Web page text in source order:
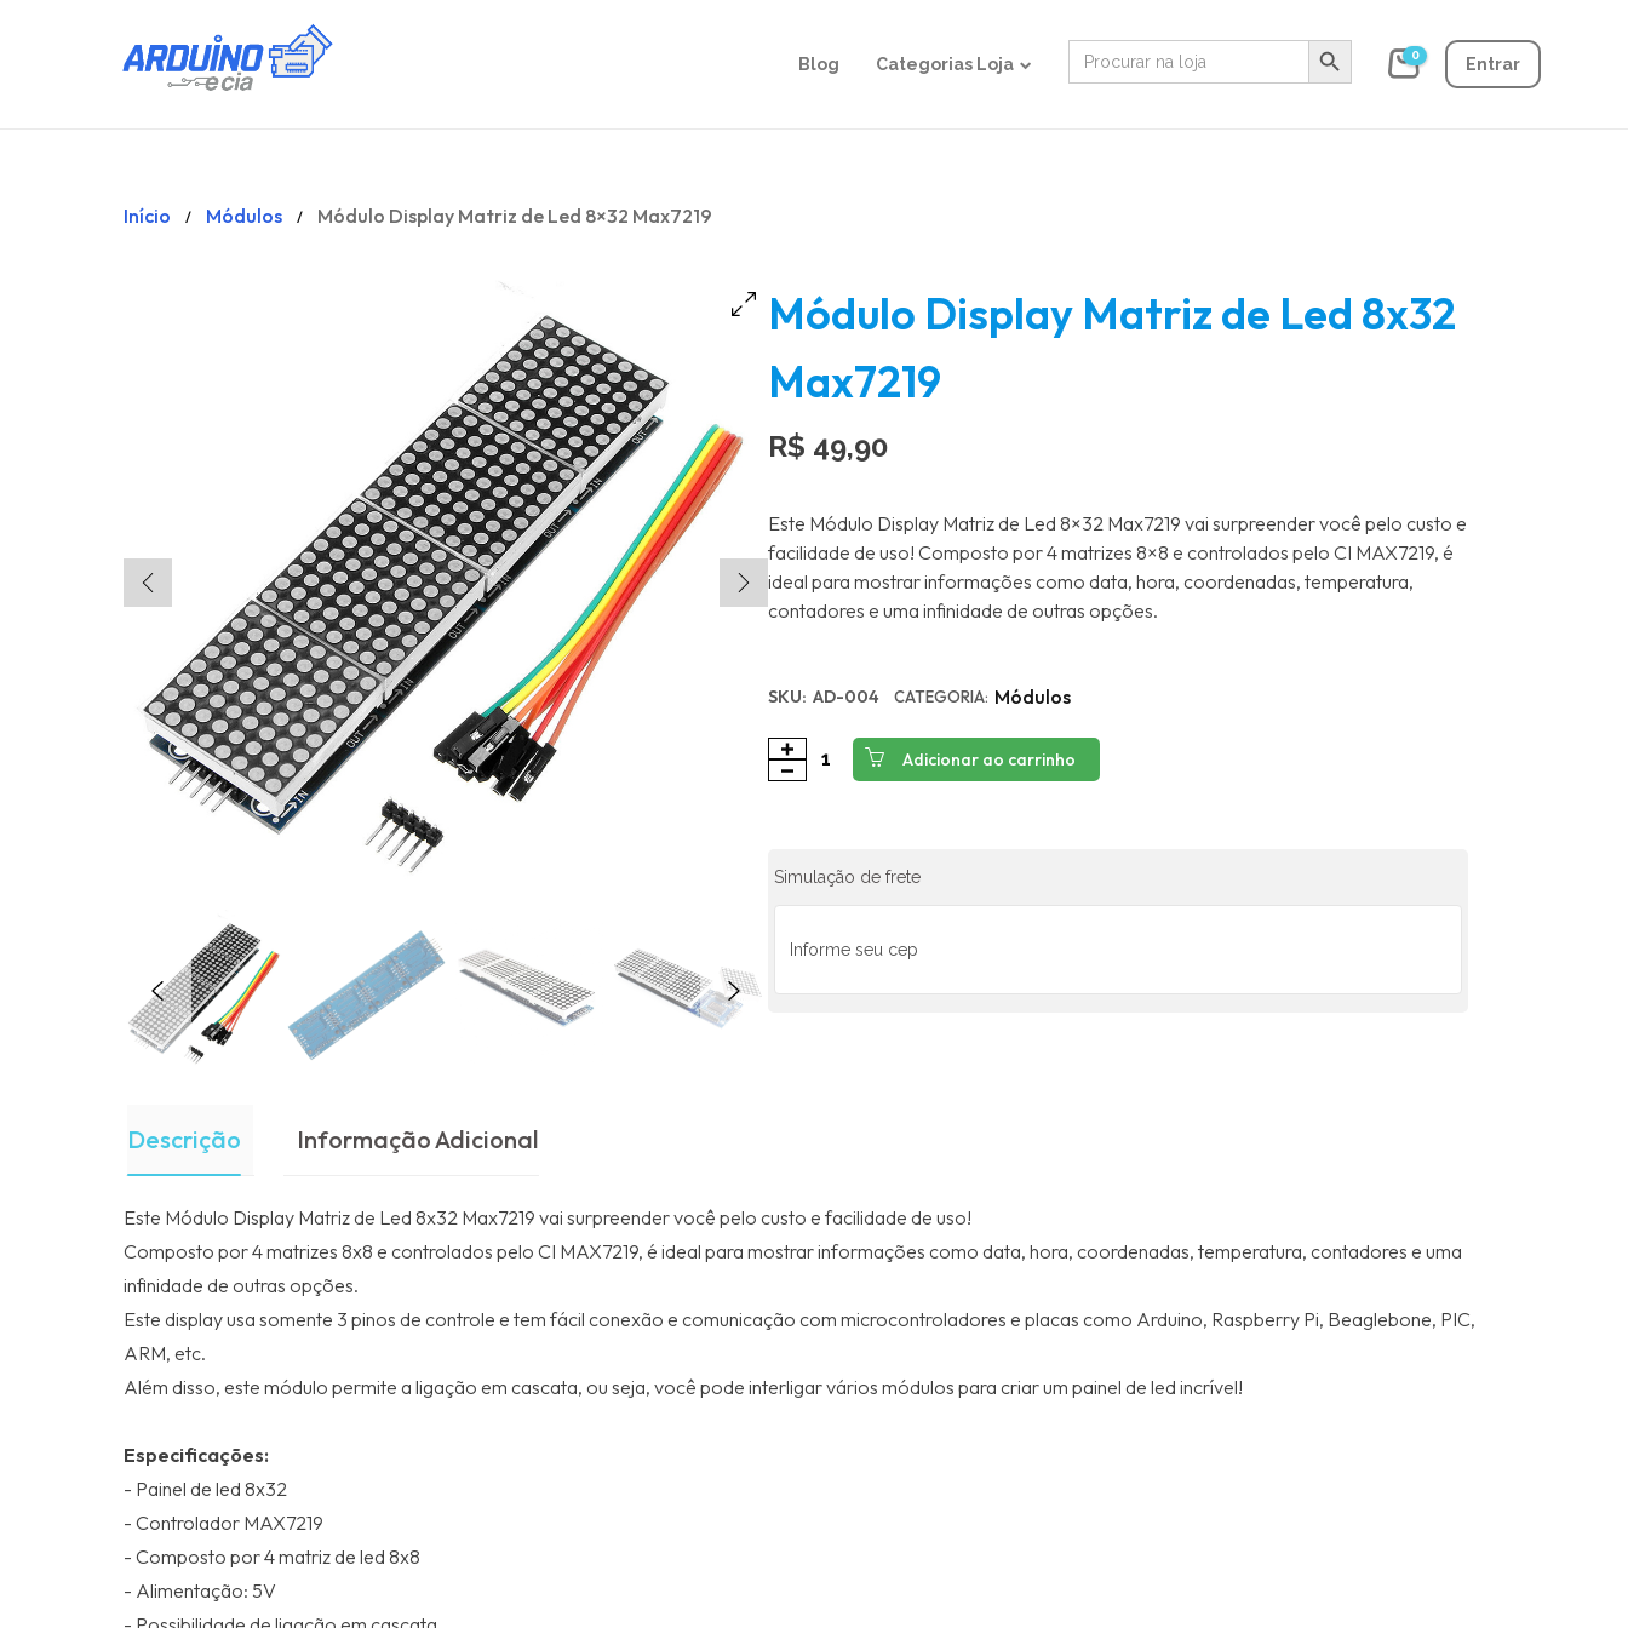
Blog Categorias Loja
Search
for:
Search Button
0 Entrar
Início / Módulos / Módulo Display Matriz de Led 8×32 Max7219
Módulo Display Matriz de Led 8x32
Max7219
R$ 49,90
Este Módulo Display Matriz de Led 8×32 Max7219 vai surpreender você pelo custo e
facilidade de uso! Composto por 4 matrizes 8×8 e controlados pelo CI MAX7219, é
ideal para mostrar informações como data, hora, coordenadas, temperatura,
contadores e uma infinidade de outras opções.
SKU: AD-004 CATEGORIA: Módulos
Adicionar ao carrinho
Simulação de frete
Descrição Informação Adicional
Este Módulo Display Matriz de Led 8x32 Max7219 vai surpreender você pelo custo e facilidade de uso!
Composto por 4 matrizes 8x8 e controlados pelo CI MAX7219, é ideal para mostrar informações como data, hora, coordenadas, temperatura, contadores e uma
infinidade de outras opções.
Este display usa somente 3 pinos de controle e tem fácil conexão e comunicação com microcontroladores e placas como Arduino, Raspberry Pi, Beaglebone, PIC,
ARM, etc.
Além disso, este módulo permite a ligação em cascata, ou seja, você pode interligar vários módulos para criar um painel de led incrível!
Especificações:
- Painel de led 8x32
- Controlador MAX7219
- Composto por 4 matriz de led 8x8
- Alimentação: 5V